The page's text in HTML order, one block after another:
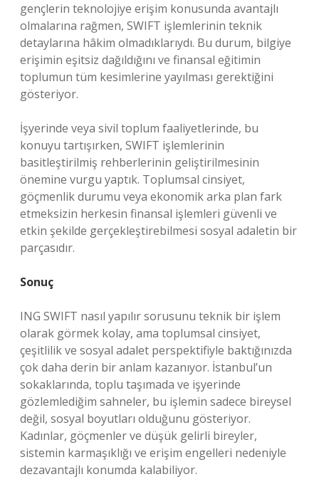
gençlerin teknolojiye erişim konusunda avantajlı
olmalarına rağmen, SWIFT işlemlerinin teknik
detaylarına hâkim olmadıklarıydı. Bu durum, bilgiye
erişimin eşitsiz dağıldığını ve finansal eğitimin
toplumun tüm kesimlerine yayılması gerektiğini
gösteriyor.
İşyerinde veya sivil toplum faaliyetlerinde, bu
konuyu tartışırken, SWIFT işlemlerinin
basitleştirilmiş rehberlerinin geliştirilmesinin
önemine vurgu yaptık. Toplumsal cinsiyet,
göçmenlik durumu veya ekonomik arka plan fark
etmeksizin herkesin finansal işlemleri güvenli ve
etkin şekilde gerçekleştirebilmesi sosyal adaletin bir
parçasıdır.
Sonuç
ING SWIFT nasıl yapılır sorusunu teknik bir işlem
olarak görmek kolay, ama toplumsal cinsiyet,
çeşitlilik ve sosyal adalet perspektifiyle baktığınızda
çok daha derin bir anlam kazanıyor. İstanbul’un
sokaklarında, toplu taşımada ve işyerinde
gözlemlediğim sahneler, bu işlemin sadece bireysel
değil, sosyal boyutları olduğunu gösteriyor.
Kadınlar, göçmenler ve düşük gelirli bireyler,
sistemin karmaşıklığı ve erişim engelleri nedeniyle
dezavantajlı konumda kalabiliyor.